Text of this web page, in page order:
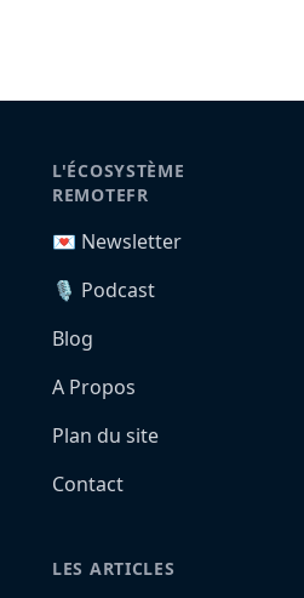
L'ÉCOSYSTÈME
REMOTEFR
💌 Newsletter
🎙️ Podcast
Blog
A Propos
Plan du site
Contact
LES ARTICLES